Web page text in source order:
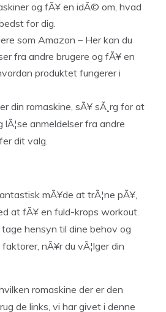
og fÃ¥ en idÃ© om, hvad
for dig.
som Amazon – Her kan du
fra andre brugere og fÃ¥ en
produktet fungerer i
din romaskine, sÃ¥ sÃ¸rg for at
lÃ¦se anmeldelser fra andre
dit valg.
mÃ¥de at trÃ¦ne pÃ¥,
at fÃ¥ en fuld-krops workout.
hensyn til dine behov og
nÃ¥r du vÃ¦lger din
romaskine der er den
de links, vi har givet i denne